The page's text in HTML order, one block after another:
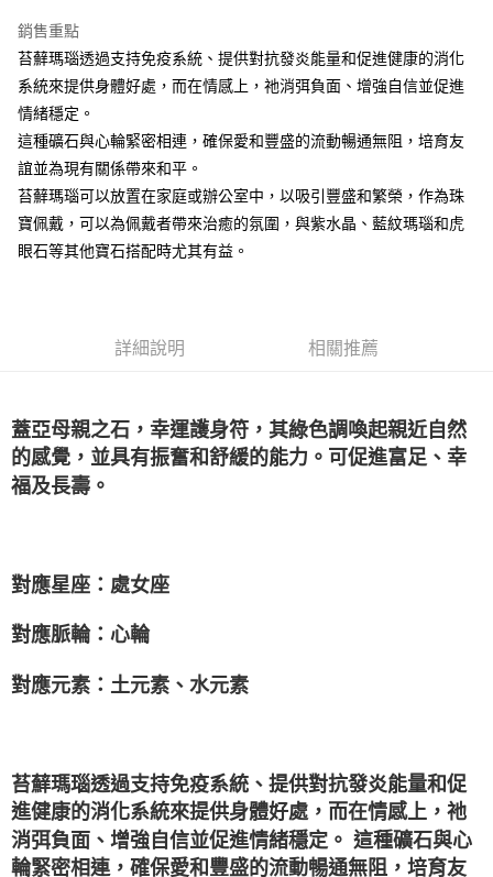
ATM付款
全家取貨付款
每筆NT$80，滿NT$3,000(含以上)免運費
7-11取貨付款
郵局幫你送（離島）
付款後門市自取
免運費
銷售重點
苔蘚瑪瑙透過支持免疫系統、提供對抗發炎能量和促進健康的消化
系統來提供身體好處，而在情感上，祂消弭負面、增強自信並促進
情緒穩定。
這種礦石與心輪緊密相連，確保愛和豐盛的流動暢通無阻，培育友
誼並為現有關係帶來和平。
苔蘚瑪瑙可以放置在家庭或辦公室中，以吸引豐盛和繁榮，作為珠
寶佩戴，可以為佩戴者帶來治癒的氛圍，與紫水晶、藍紋瑪瑙和虎
眼石等其他寶石搭配時尤其有益。
詳細說明 相關推薦
蓋亞母親之石，幸運護身符，其綠色調喚起親近自然
的感覺，並具有振奮和舒緩的能力。可促進富足、幸
福及長壽。
對應星座：處女座
對應脈輪：心輪
對應元素：土元素、水元素
苔蘚瑪瑙透過支持免疫系統、提供對抗發炎能量和促
進健康的消化系統來提供身體好處，而在情感上，祂
消弭負面、增強自信並促進情緒穩定。 這種礦石與心
輪緊密相連，確保愛和豐盛的流動暢通無阻，培育友